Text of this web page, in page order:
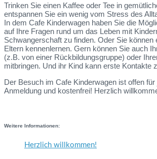
Trinken Sie einen Kaffee oder Tee in
entspannen Sie ein wenig vom Stress des
In dem Cafe Kinderwagen haben Sie die
auf Ihre Fragen rund um das Leben mit
Schwangerschaft zu finden. Oder Sie können
Eltern kennenlernen. Gern können Sie auch
(z.B. von einer Rückbildungsgruppe) oder
mitbringen. Und ihr Kind kann erste Kontakte
Der Besuch im Cafe Kinderwagen ist offen
Anmeldung und kostenfrei! Herzlich
Weitere Informationen:
Herzlich willkommen!